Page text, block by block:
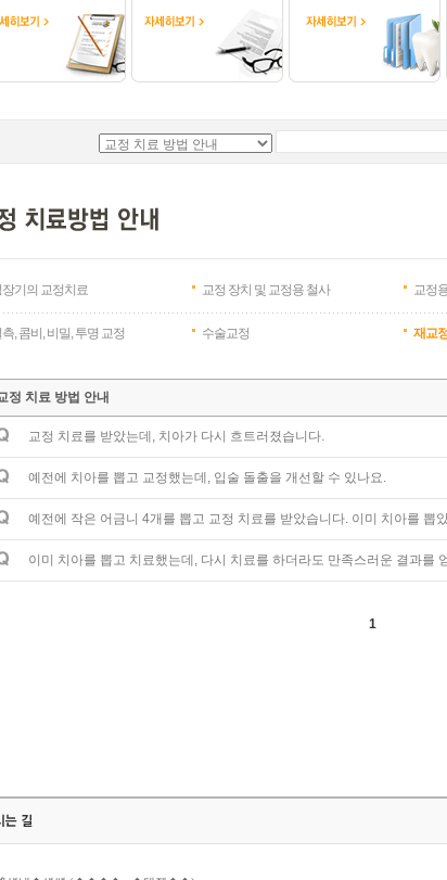
기의 교정치료 교정 장치 및 교정용 철사 교정
, 콤비, 비밀, 투명 교정 수술교정 재교
정 치료 방법 안내
교정 치료를 받았는데, 치아가 다시 흐트러졌습니다.
예전에 치아를 뽑고 교정했는데, 입술 돌출을 개선할 수 있나요.
예전에 작은 어금니 4개를 뽑고 교정 치료를 받았습니다. 이미 치아를 뽑
이미 치아를 뽑고 치료했는데, 다시 치료를 하더라도 만족스러운 결과를
1